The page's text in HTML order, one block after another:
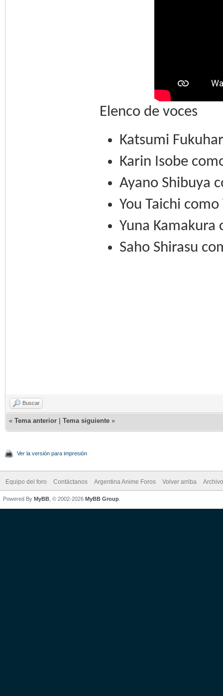
Elenco de voces
Katsumi
Karin Isobe
Ayano Shibuya
You Taichi
Yuna
Saho Shirasu
Buscar
« Tema anterior Tema siguiente »
Ver la versión para impresión
Equipo del foro Contáctanos Argentina Anime Foros Volver arriba
Powered By MyBB , © 2002-2026 MyBB Group